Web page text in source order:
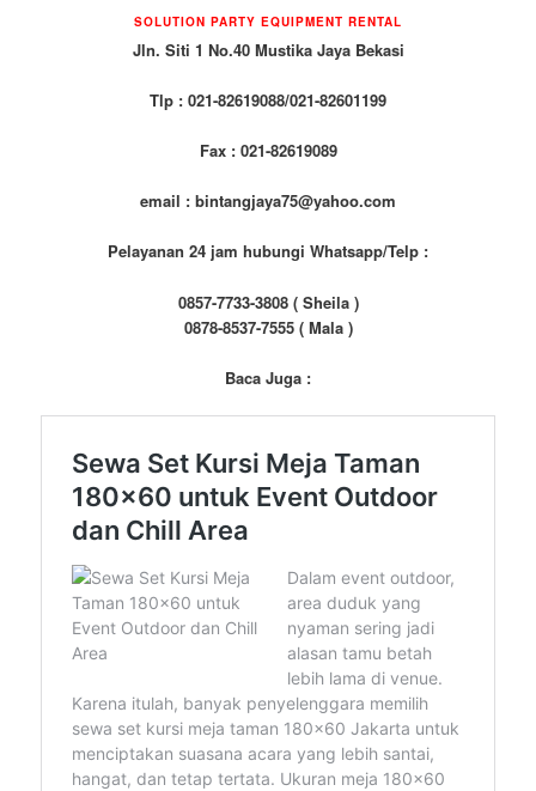
SOLUTION PARTY EQUIPMENT RENTAL
Jln. Siti 1 No.40 Mustika Jaya Bekasi
Tlp : 021-82619088/021-82601199
Fax : 021-82619089
email : bintangjaya75@yahoo.com
Pelayanan 24 jam hubungi Whatsapp/Telp :
0857-7733-3808 ( Sheila )
0878-8537-7555 ( Mala )
Baca Juga :